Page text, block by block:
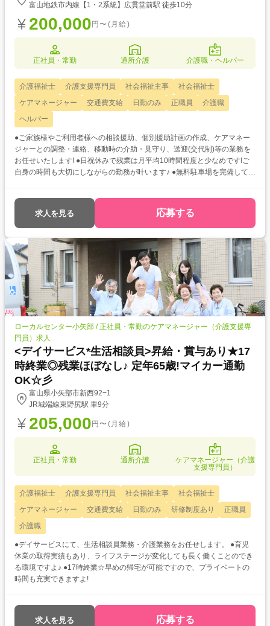
富山地鉄市内線【1・2系統】広貫堂前駅 徒歩10分
200,000 円〜(月給)
正社員・常勤 通所介護 介護職・ヘルパー
介護福祉士 介護支援専門員 社会福祉主事
社会福祉士
ケアマネージャー
交通費支給 日勤のみ 正職員
介護職
ヘルパー
●ご家族様やご利用者様への相談援助、個別援助計画の作成、ケアマネー
ジャーとの調整・連絡、移動時の介助・見守り、送迎(交代制)等の業務を
お任せいたします! ●日祝休みで残業は月平均10時間程度と少なめです!ご
自身の時間も大切にしながらの勤務が叶います♪ ●無料駐車場を完備してい
求人を見る 応募する
ローカルセンター小矢部 / 正社員・常勤のケアマネージャー（介護支援専
門員）求人
<デイサービス*生活相談員>昇給・賞与あり★17
時終業◎残業ほぼなし♪ 定年65歳!マイカー通勤
OK☆彡
富山県小矢部市新西92−1
JR城端線東野尻駅 車9分
205,000 円〜(月給)
正社員・常勤 通所介護
ケアマネージャー（介護
支援専門員）
介護福祉士 介護支援専門員 社会福祉主事
社会福祉士
ケアマネージャー
交通費支給 日勤のみ 研修制度あり
正職員
介護職
●デイサービスにて、生活相談員業務・介護業務をお任せします。 ●育児
休業の取得実績もあり、ライフステージが変化しても長く働くことのでき
る環境ですよ♪ ●17時終業☆早めの帰宅が可能ですので、プライベートの
時間も充実できますよ!
求人を見る 応募する